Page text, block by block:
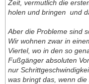
Zeit, vermutlich die
holen und bringen  und
Aber die Probleme sind
Wir wohnen zwar in
Viertel, wo in den so
Fußgänger absoluten
nur
was bringt das, wenn